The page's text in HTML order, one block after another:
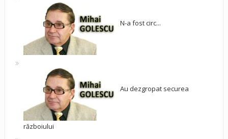
N-a fost circ...
Au dezgropat securea
războiului